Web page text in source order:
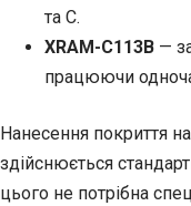
та C.
XRAM-C113B —
працюючи
Нанесення покриття
здійснюється
цього не потрібна